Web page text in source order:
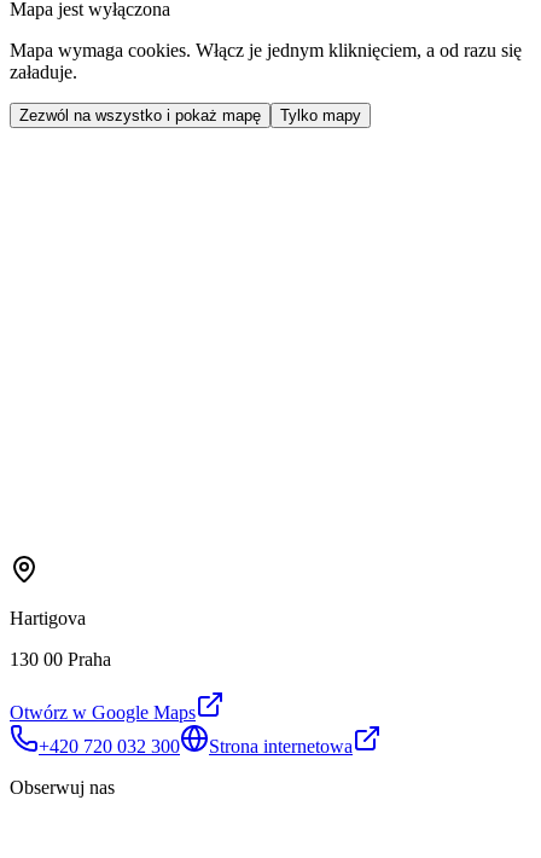
Mapa jest wyłączona
Mapa wymaga cookies. Włącz je jednym kliknięciem, a od razu się
załaduje.
Zezwól na wszystko i pokaż mapę Tylko mapy
Hartigova
130 00 Praha
Otwórz w Google Maps
+420 720 032 300
Strona internetowa
Obserwuj nas